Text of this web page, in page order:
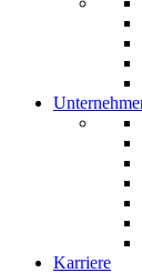
Karriere